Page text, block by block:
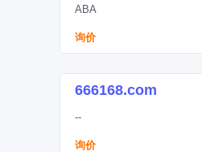
ABA
询价
666168.com
--
询价